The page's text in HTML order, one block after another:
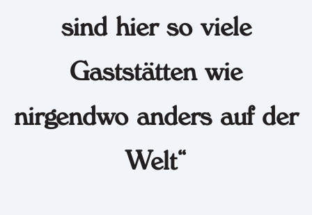
sind hier so viele
Gaststätten wie
nirgendwo anders auf der
Welt“